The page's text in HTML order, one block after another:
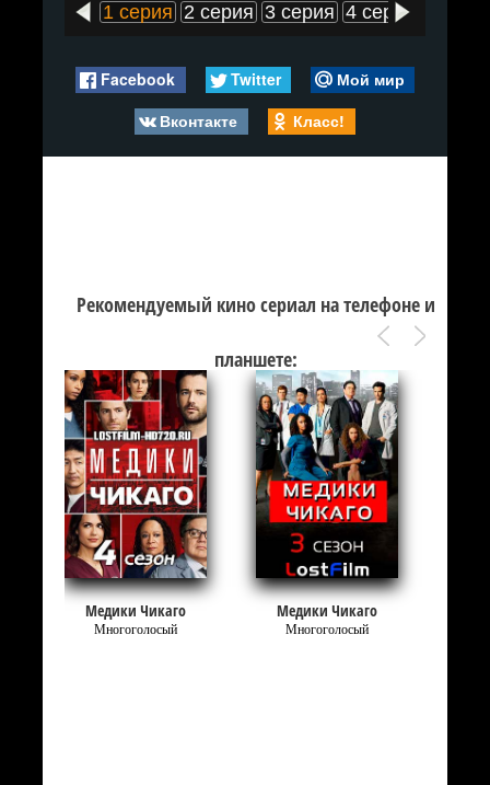
1 серия 2 серия 3 серия 4 серия
Facebook Twitter
Мой мир
Вконтакте
Класс!
Рекомендуемый кино сериал на телефоне и
планшете:
Медики Чикаго
Многоголосый
Медики Чикаго
Многоголосый